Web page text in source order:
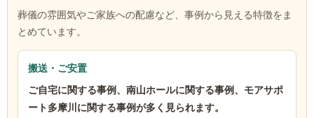
葬儀の雰囲気やご家族への配慮など、事例から見える特徴をま
とめています。
搬送・ご安置
ご自宅に関する事例、南山ホールに関する事例、モアサポ
ート多摩川に関する事例が多く見られます。